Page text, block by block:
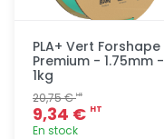
PLA+ Vert Forshape
Premium - 1.75mm -
1kg
20,75 €HT
9,34 € HT
En stock